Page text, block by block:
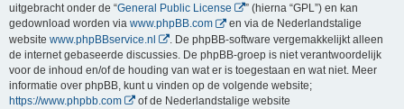
uitgebracht onder de “General Public License
” (hierna “GPL”) en kan
gedownload worden via www.phpBB.com
en via de Nederlandstalige
website www.phpBBservice.nl
. De phpBB-software vergemakkelijkt alleen
de internet gebaseerde discussies. De phpBB-groep is niet verantwoordelijk
voor de inhoud en/of de houding van wat er is toegestaan en wat niet. Meer
informatie over phpBB, kunt u vinden op de volgende website;
https://www.phpbb.com
of de Nederlandstalige website